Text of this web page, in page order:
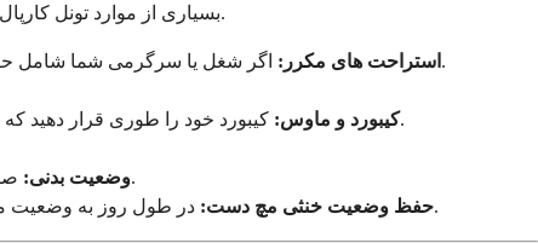
بسیاری از موارد تونل کارپال توسط عادات روزمره ما ایجاد یا تشدید می شوند. ایجاد تغییرات کوچک اما استراتژیک در محیط و روال خود می تواند تأثیر عظیمی داشته باشد.
استراحت های مکرر: اگر شغل یا سرگرمی شما شامل حرکات تکراری است، تایمر تنظیم کنید تا هر ساعت ۵ دقیقه استراحت کنید. در این مدت، بلند شوید، دست های خود را بکشید و تکان دهید.
کیبورد و ماوس:کیبورد خود را طوری قرار دهید که مچ دست شما صاف باشد، نه خم شده به بالا یا پایین. استفاده از کیبورد ارگونومیک یا استراحتگاه مچ دست پد دار را در نظر بگیرید.
وضعیت بدنی:صاف بنشینید. قوز کردن می تواند بر موقعیت گردن و شانه های شما تأثیر بگذارد، که می تواند بر اعصاب عبوری از بازو تأثیر بگذارد.
حفظ وضعیت خنثی مچ دست:در طول روز به وضعیت مچ دست خود توجه کنید. چه در حال رانندگی، پیامک زدن، یا خواندن کتاب باشید، سعی کنید مچ دست خود را تا حد امکان صاف نگه دارید.